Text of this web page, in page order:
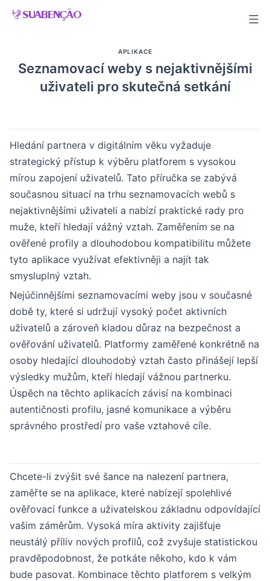
Skip
APLIKACE
Seznamovací weby s nejaktivnějšími
uživateli pro skutečná setkání
Hledání partnera v digitálním věku vyžaduje
strategický přístup k výběru platforem s vysokou
mírou zapojení uživatelů. Tato příručka se zabývá
současnou situací na trhu seznamovacích webů s
nejaktivnějšími uživateli a nabízí praktické rady pro
muže, kteří hledají vážný vztah. Zaměřením se na
ověřené profily a dlouhodobou kompatibilitu můžete
tyto aplikace využívat efektivněji a najít tak
smysluplný vztah.
Nejúčinnějšími seznamovacími weby jsou v současné
době ty, které si udržují vysoký počet aktivních
uživatelů a zároveň kladou důraz na bezpečnost a
ověřování uživatelů. Platformy zaměřené konkrétně na
osoby hledající dlouhodobý vztah často přinášejí lepší
výsledky mužům, kteří hledají vážnou partnerku.
Úspěch na těchto aplikacích závisí na kombinaci
autentičnosti profilu, jasné komunikace a výběru
správného prostředí pro vaše vztahové cíle.
Chcete-li zvýšit své šance na nalezení partnera,
zaměřte se na aplikace, které nabízejí spolehlivé
ověřovací funkce a uživatelskou základnu odpovídající
vašim záměrům. Vysoká míra aktivity zajišťuje
neustálý příliv nových profilů, což zvyšuje statistickou
pravděpodobnost, že potkáte někoho, kdo k vám
bude pasovat. Kombinace těchto platforem s velkým